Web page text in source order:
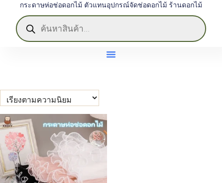
กระดาษห่อช่อดอกไม้ ตัวแทนอุปกรณ์จัดช่อดอกไม้ ร้านดอกไม้